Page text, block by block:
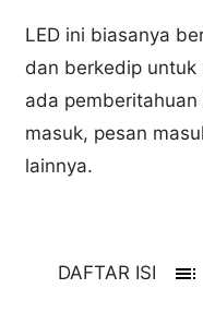
LED ini biasanya
dan berkedip
ada
masuk, pesan
lainnya.
DAFTAR ISI toc